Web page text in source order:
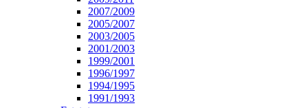
2007/2009
2005/2007
2003/2005
2001/2003
1999/2001
1996/1997
1994/1995
1991/1993